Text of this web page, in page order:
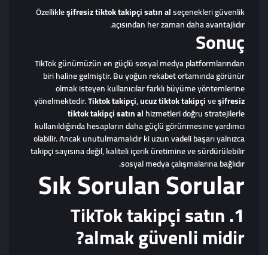
Özellikleşifresiz tiktok takipçi satın alseçenekleri güvenlik
açısından her zaman daha avantajlıdır.
Sonuç
TikTok günümüzün en güçlü sosyal medya platformlarından
biri haline gelmiştir. Bu yoğun rekabet ortamında görünür
olmak isteyen kullanıcılar farklı büyüme yöntemlerine
yönelmektedir.Tiktok takipçi,ucuz tiktok takipçiveşifresiz
tiktok takipçi satın alhizmetleri doğru stratejilerle
kullanıldığında hesapların daha güçlü görünmesine yardımcı
olabilir. Ancak unutulmamalıdır ki uzun vadeli başarı yalnızca
takipçi sayısına değil, kaliteli içerik üretimine ve sürdürülebilir
sosyal medya çalışmalarına bağlıdır.
Sık Sorulan Sorular
1. TikTok takipçi satın
almak güvenli midir?